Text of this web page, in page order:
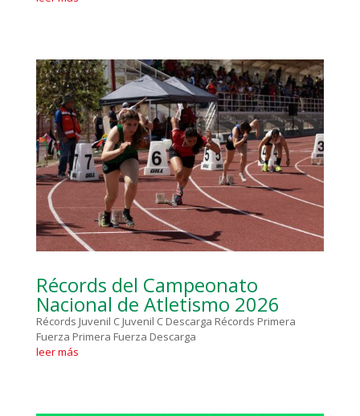
Récords del Campeonato
Nacional de Atletismo 2026
Récords Juvenil C Juvenil C Descarga Récords Primera
Fuerza Primera Fuerza Descarga
leer más